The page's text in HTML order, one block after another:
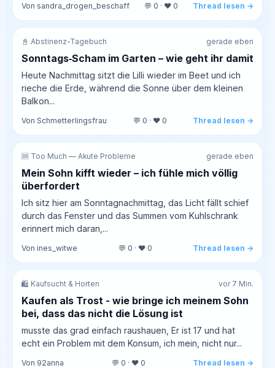
Von sandra_drogen_beschaff 💬 0 · ❤️ 0 Thread lesen →
📓 Abstinenz-Tagebuch gerade eben
Sonntags‑Scham im Garten – wie geht ihr damit
Heute Nachmittag sitzt die Lilli wieder im Beet und ich
rieche die Erde, während die Sonne über dem kleinen
Balkon...
Von Schmetterlingsfrau 💬 0 · ❤️ 0 Thread lesen →
🆘 Too Much — Akute Probleme gerade eben
Mein Sohn kifft wieder – ich fühle mich völlig
überfordert
Ich sitz hier am Sonntagnachmittag, das Licht fällt schief
durch das Fenster und das Summen vom Kuhlschrank
erinnert mich daran,...
Von ines_witwe 💬 0 · ❤️ 0 Thread lesen →
🛍️ Kaufsucht & Horten vor 7 Min.
Kaufen als Trost - wie bringe ich meinem Sohn
bei, dass das nicht die Lösung ist
musste das grad einfach raushauen, Er ist 17 und hat
echt ein Problem mit dem Konsum, ich mein, nicht nur...
Von 92anna 💬 0 · ❤️ 0 Thread lesen →